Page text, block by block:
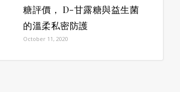
糖評價， D-甘露糖與益生菌
的溫柔私密防護
October 11, 2020